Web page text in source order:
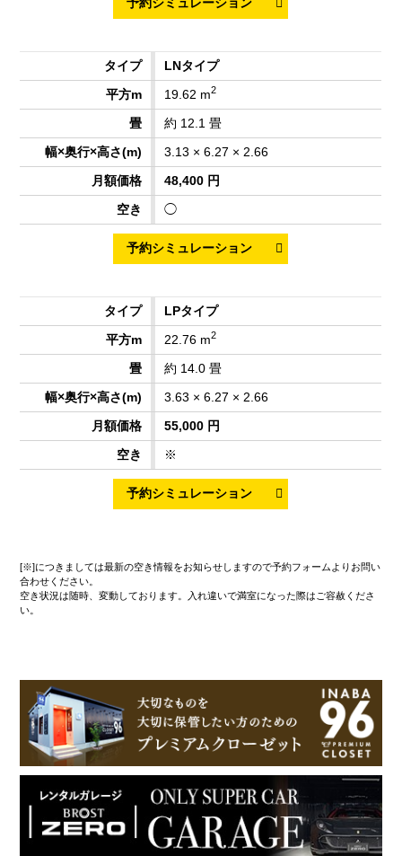
LNタイプ
19.62 m2
約 12.1 畳
3.13 × 6.27 × 2.66
48,400 円
◯
LPタイプ
22.76 m2
約 14.0 畳
3.63 × 6.27 × 2.66
55,000 円
※
[※]につきましては最新の空き情報をお知らせしますので予約フォームよりお問い
合わせください。
空き状況は随時、変動しております。入れ違いで満室になった際はご容赦くださ
い。